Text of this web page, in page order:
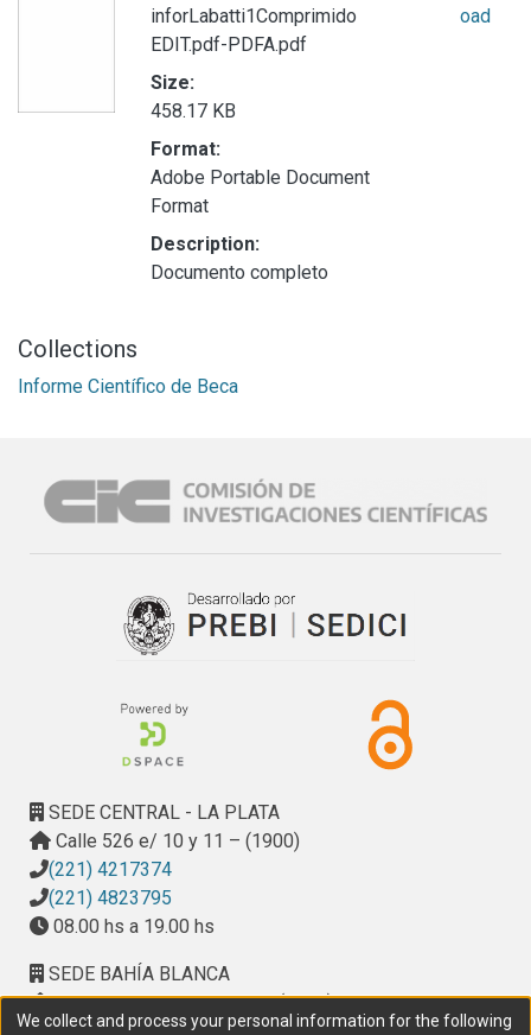
inforLabatti1Comprimido
EDIT.pdf-PDFA.pdf
Size:
458.17 KB
Format:
Adobe Portable Document
Format
Description:
Documento completo
oad
Collections
Informe Científico de Beca
SEDE CENTRAL - LA PLATA
Calle 526 e/ 10 y 11 – (1900)
(221) 4217374
(221) 4823795
08.00 hs a 19.00 hs
SEDE BAHÍA BLANCA
Calle Ciudad de Cali 320 – (8000). Universidad
We collect and process your personal information for the following